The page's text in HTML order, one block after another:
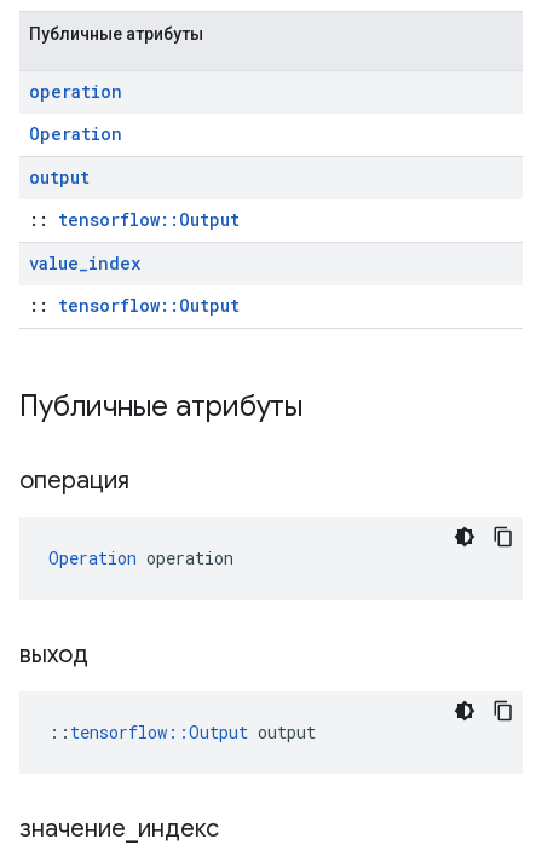
Публичные атрибуты
operation
Operation
output
:: tensorflow::Output
value_index
:: tensorflow::Output
Публичные атрибуты
операция
Operation operation
выход
:: tensorflow::Output output
значение индекс